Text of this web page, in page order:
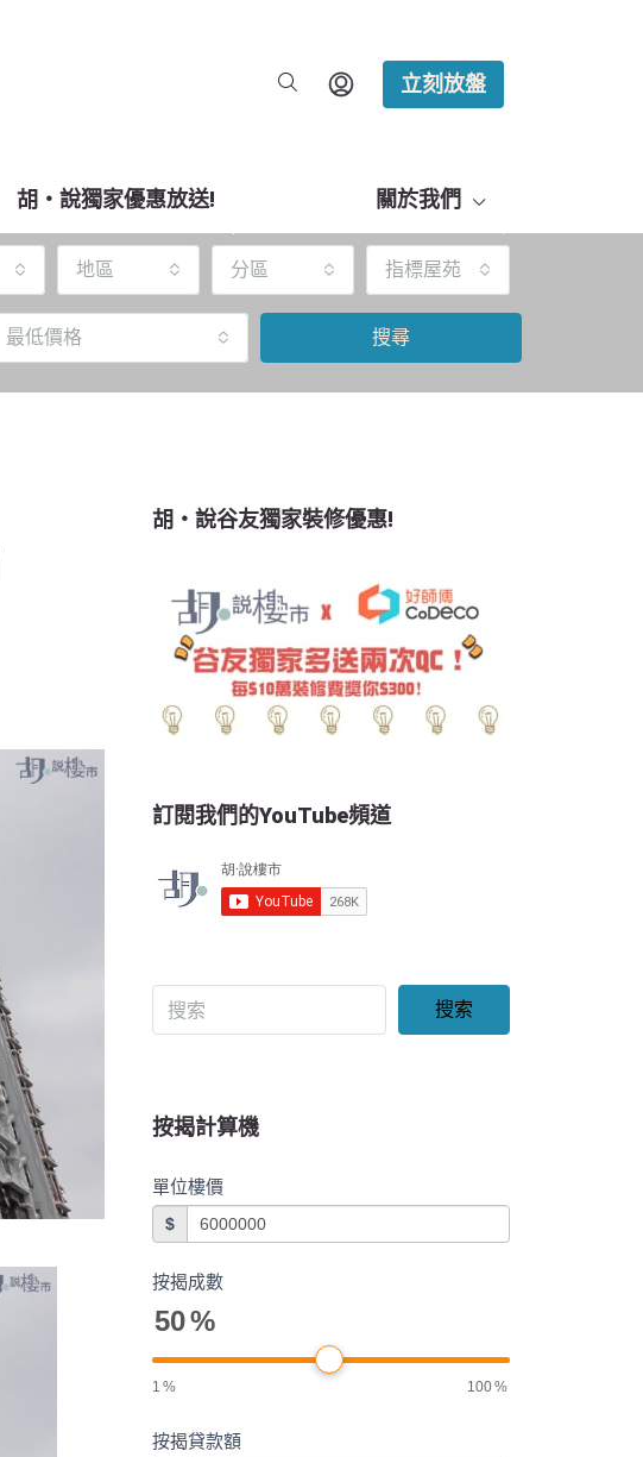
立刻放盤
胡‧說獨家優惠放送! 關於我們
地區 分區 指標屋苑
最低價格 搜尋
胡‧說谷友獨家裝修優惠!
訂閱我們的YouTube頻道
搜索
按揭計算機
單位樓價
$
按揭成數
50%
1 % 100%
按揭貸款額